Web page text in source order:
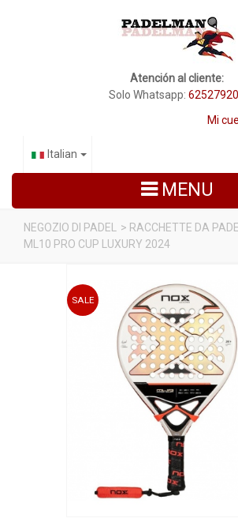
Atención al cliente:
Solo Whatsapp:
Mi
Italian
MENU
SCARPE PADEL
NEGOZIO DI PADEL > RACCHETTE DA
ML10 PRO CUP LUXURY 2024
SALE